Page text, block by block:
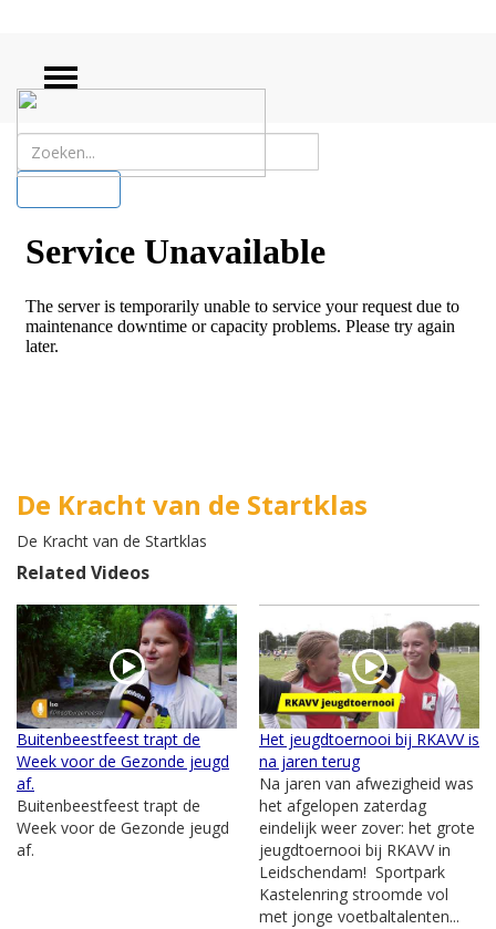
De Kracht van de Startklas
De Kracht van de Startklas
Related Videos
Buitenbeestfeest trapt de
Week voor de Gezonde jeugd
af.
Buitenbeestfeest trapt de
Week voor de Gezonde jeugd
af.
Het jeugdtoernooi bij RKAVV is
na jaren terug
Na jaren van afwezigheid was
het afgelopen zaterdag
eindelijk weer zover: het grote
jeugdtoernooi bij RKAVV in
Leidschendam! Sportpark
Kastelenring stroomde vol
met jonge voetbaltalenten...